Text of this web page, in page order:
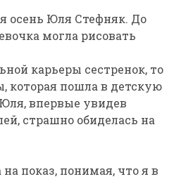
осень Юля Стефняк. До
могла рисовать
карьеры сестренок, то
которая пошла в детскую
впервые увидев
страшно обиделась на
показ, понимая, что я в